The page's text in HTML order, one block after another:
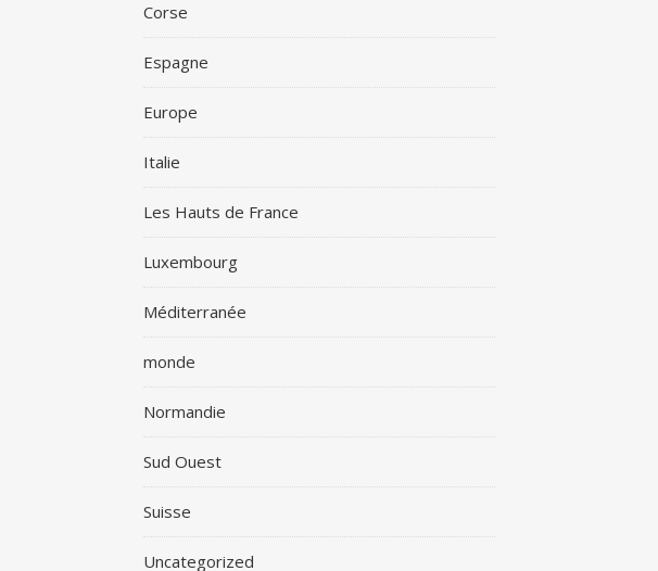
Corse
Espagne
Europe
Italie
Les Hauts de France
Luxembourg
Méditerranée
monde
Normandie
Sud Ouest
Suisse
Uncategorized